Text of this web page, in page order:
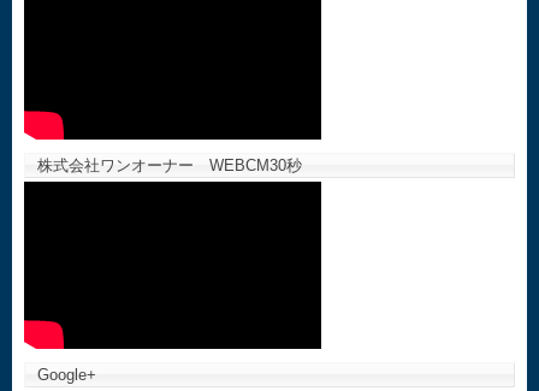
株式会社ワンオーナー WEBCM30秒
Google+